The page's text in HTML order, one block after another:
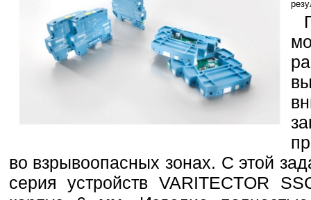
во взрывоопасных зонах. С этой
серия устройств VARITECTOR